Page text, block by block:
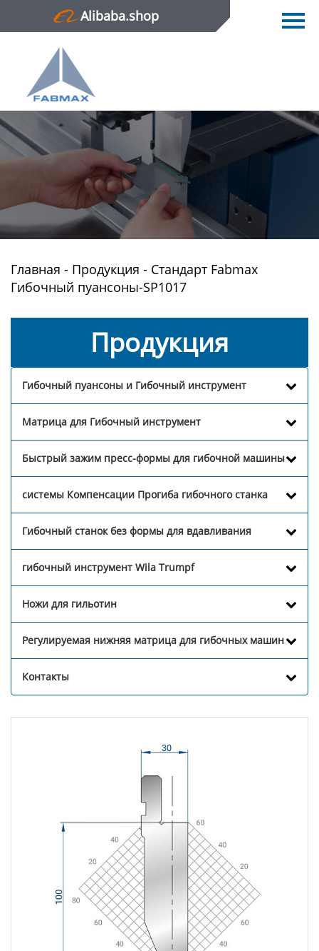
Alibaba.shop
Главная
Продукция
Новости
О нас
Контактная информация
Главная - Продукция - Стандарт Fabmax
Гибочный пуансоны-SP1017
Продукция
Гибочный пуансоны и Гибочный инструмент
Матрица для Гибочный инструмент
Быстрый зажим пресс-формы для гибочной машины
системы Компенсации Прогиба гибочного станка
Гибочный станок без формы для вдавливания
гибочный инструмент Wila Trumpf
Ножи для гильотин
Регулируемая нижняя матрица для гибочных машин
Контакты